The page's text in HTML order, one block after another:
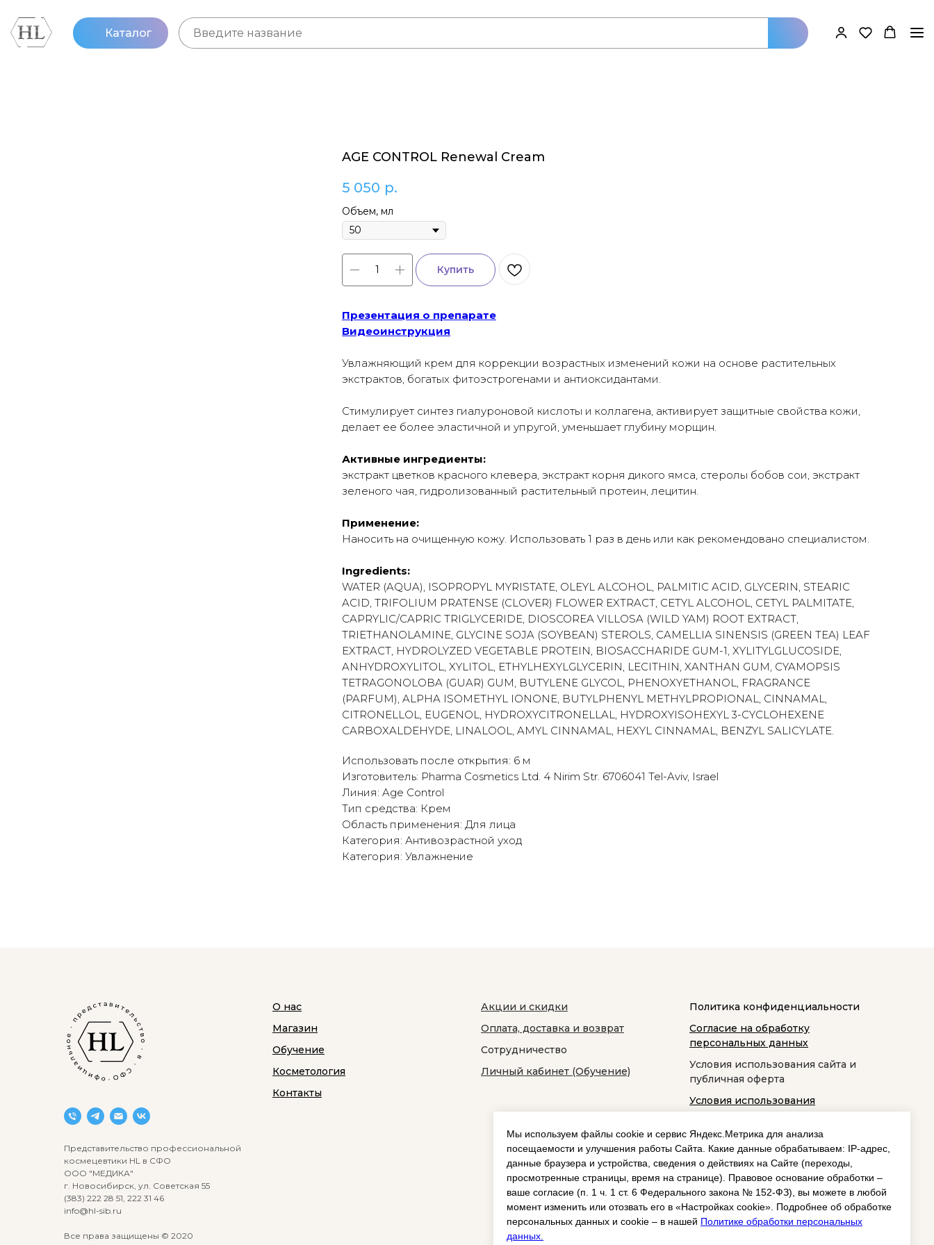
Мы используем файлы cookie и сервис Яндекс.Метрика для анализа
посещаемости и улучшения работы Сайта. Какие данные обрабатываем: IP‑адрес,
данные браузера и устройства, сведения о действиях на Сайте (переходы,
просмотренные страницы, время на странице). Правовое основание обработки –
ваше согласие (п. 1 ч. 1 ст. 6 Федерального закона № 152‑ФЗ), вы можете в любой
момент изменить или отозвать его в «Настройках cookie». Подробнее об обработке
персональных данных и cookie – в нашей Политике обработки персональных
данных.
Каталог
AGE CONTROL Renewal Cream
5 050 р.
Объем, мл
Купить
Презентация о препарате
Видеоинструкция
Увлажняющий крем для коррекции возрастных изменений кожи на основе растительных
экстрактов, богатых фитоэстрогенами и антиоксидантами.
Стимулирует синтез гиалуроновой кислоты и коллагена, активирует защитные свойства кожи,
делает ее более эластичной и упругой, уменьшает глубину морщин.
Активные ингредиенты:
экстракт цветков красного клевера, экстракт корня дикого ямса, стеролы бобов сои, экстракт
зеленого чая, гидролизованный растительный протеин, лецитин.
Применение:
Наносить на очищенную кожу. Использовать 1 раз в день или как рекомендовано специалистом.
Ingredients:
WATER (AQUA), ISOPROPYL MYRISTATE, OLEYL ALCOHOL, PALMITIC ACID, GLYCERIN, STEARIC
ACID, TRIFOLIUM PRATENSE (CLOVER) FLOWER EXTRACT, CETYL ALCOHOL, CETYL PALMITATE,
CAPRYLIC/CAPRIC TRIGLYCERIDE, DIOSCOREA VILLOSA (WILD YAM) ROOT EXTRACT,
TRIETHANOLAMINE, GLYCINE SOJA (SOYBEAN) STEROLS, CAMELLIA SINENSIS (GREEN TEA) LEAF
EXTRACT, HYDROLYZED VEGETABLE PROTEIN, BIOSACCHARIDE GUM-1, XYLITYLGLUCOSIDE,
ANHYDROXYLITOL, XYLITOL, ETHYLHEXYLGLYCERIN, LECITHIN, XANTHAN GUM, CYAMOPSIS
TETRAGONOLOBA (GUAR) GUM, BUTYLENE GLYCOL, PHENOXYETHANOL, FRAGRANCE
(PARFUM), ALPHA ISOMETHYL IONONE, BUTYLPHENYL METHYLPROPIONAL, CINNAMAL,
CITRONELLOL, EUGENOL, HYDROXYCITRONELLAL, HYDROXYISOHEXYL 3-CYCLOHEXENE
CARBOXALDEHYDE, LINALOOL, AMYL CINNAMAL, HEXYL CINNAMAL, BENZYL SALICYLATE.
Использовать после открытия: 6 м
Изготовитель: Pharma Cosmetics Ltd. 4 Nirim Str. 6706041 Tel-Aviv, Israel
Линия: Age Control
Тип средства: Крем
Область применения: Для лица
Категория: Антивозрастной уход
Категория: Увлажнение
Представительство профессиональной
космецевтики HL в СФО
ООО "МЕДИКА"
г. Новосибирск, ул. Советская 55
(383) 222 28 51, 222 31 46
info@hl-sib.ru
Все права защищены © 2020
О нас
Магазин
Обучение
Косметология
Контакты
Акции и скидки
Оплата, доставка и возврат
Сотрудничество
Личный кабинет (Обучение)
Политика конфиденциальности
Согласие на обработку
персональных данных
Условия использования сайта и
публичная оферта
Условия использования
космецевтики